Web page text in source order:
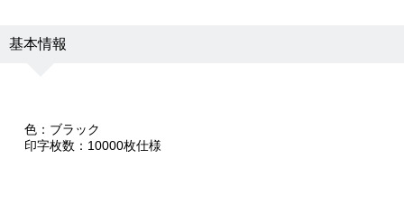
基本情報
色：ブラック
印字枚数：10000枚仕様